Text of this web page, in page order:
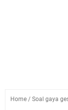
Home / Soal gaya